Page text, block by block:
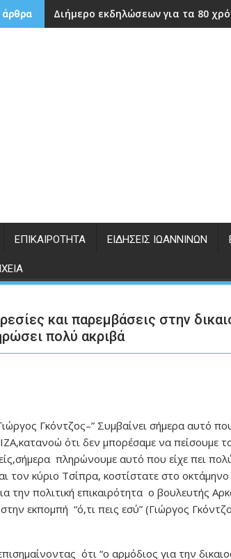
Διήμερο εκδηλώσεων για τα 80
ΕΠΙΚΑΙΡΌΤΗΤΑ ΕΙΔΉΣΕΙΣ ΙΩΑΝΝΊΝΩΝ
και παρεμβάσεις στην
πολύ ακριβά
Γκόντζος–” Συμβαίνει σήμερα αυτό
ότι δεν μπορέσαμε να πείσουμε
πληρώνουμε αυτό που είχε πει
τον κύριο Τσίπρα, κοστίστατε στο οκτάμηνο
την πολιτική επικαιρότητα ο βουλευτής
εκπομπή “ό,τι πεις εσύ” (Γιώργος
ότι “ο αρμόδιος για την